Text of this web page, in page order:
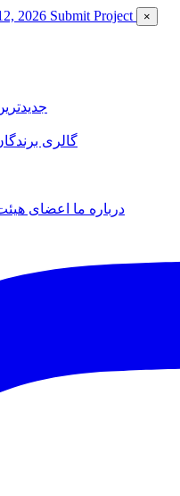
2026 Submit Project ×
گالری
درباره ما
اعضای